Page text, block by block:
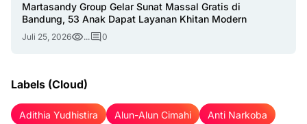
Martasandy Group Gelar Sunat Massal Gratis di
Bandung, 53 Anak Dapat Layanan Khitan Modern
Juli 25, 2026 ... 0
Labels (Cloud)
Adithia Yudhistira Alun-Alun Cimahi
Anti Narkoba